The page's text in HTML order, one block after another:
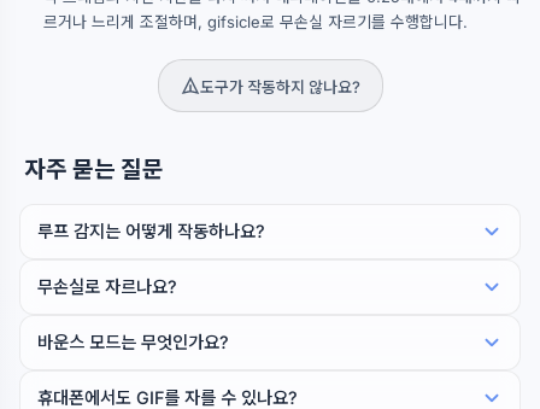
르거나 느리게 조절하며, gifsicle로 무손실 자르기를 수행합니다.
도구가 작동하지 않나요?
자주 묻는 질문
루프 감지는 어떻게 작동하나요?
무손실로 자르나요?
바운스 모드는 무엇인가요?
휴대폰에서도 GIF를 자를 수 있나요?